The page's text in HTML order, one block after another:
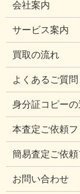
会社案内
サービス案内
買取の流れ
よくあるご質問
身分証コピー
本査定ご依頼フ
簡易査定ご依
お問い合わせ